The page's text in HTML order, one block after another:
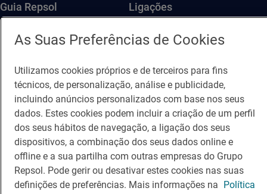
Guia Repsol
Comer
Ligações
Contacto
Canal de ética e conformidade
Política de Privacidade Política de Cookies Nota legal
Termos de Serviço
© Repsol S.A. 2000- 2026
As Suas Preferências de Cookies
Utilizamos cookies próprios e de terceiros para fins
técnicos, de personalização, análise e publicidade,
incluindo anúncios personalizados com base nos seus
dados. Estes cookies podem incluir a criação de um perfil
dos seus hábitos de navegação, a ligação dos seus
dispositivos, a combinação dos seus dados online e
offline e a sua partilha com outras empresas do Grupo
Repsol. Pode gerir ou desativar estes cookies nas suas
definições de preferências. Mais informações na Política